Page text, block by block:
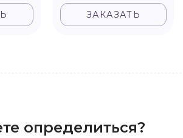
ЗАКАЗАТЬ
определиться?